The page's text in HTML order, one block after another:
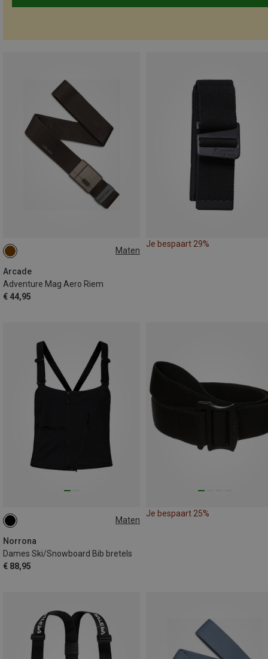
Maten
Arcade
Adventure Mag Aero Riem
€ 44,95
ONE SIZE
Je bespaart 29%
Maten
Norrona
Dames Ski/Snowboard Bib bretels
€ 88,95
S
Je bespaart 25%